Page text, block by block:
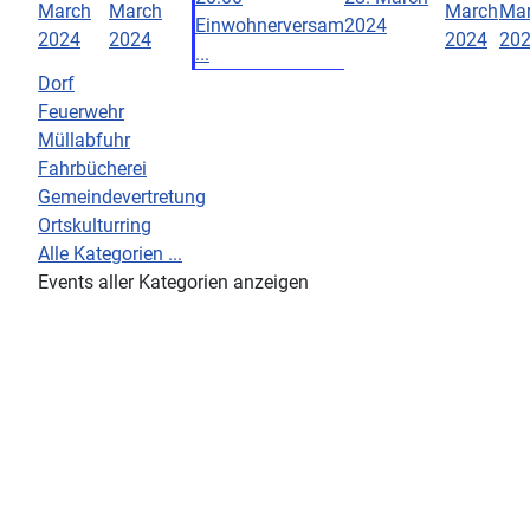
March
2024
March
2024
Einwohnerversam
...
2024
March
2024
Dorf
Feuerwehr
Müllabfuhr
Fahrbücherei
Gemeindevertretung
Ortskulturring
Alle Kategorien ...
Events aller Kategorien anzeigen